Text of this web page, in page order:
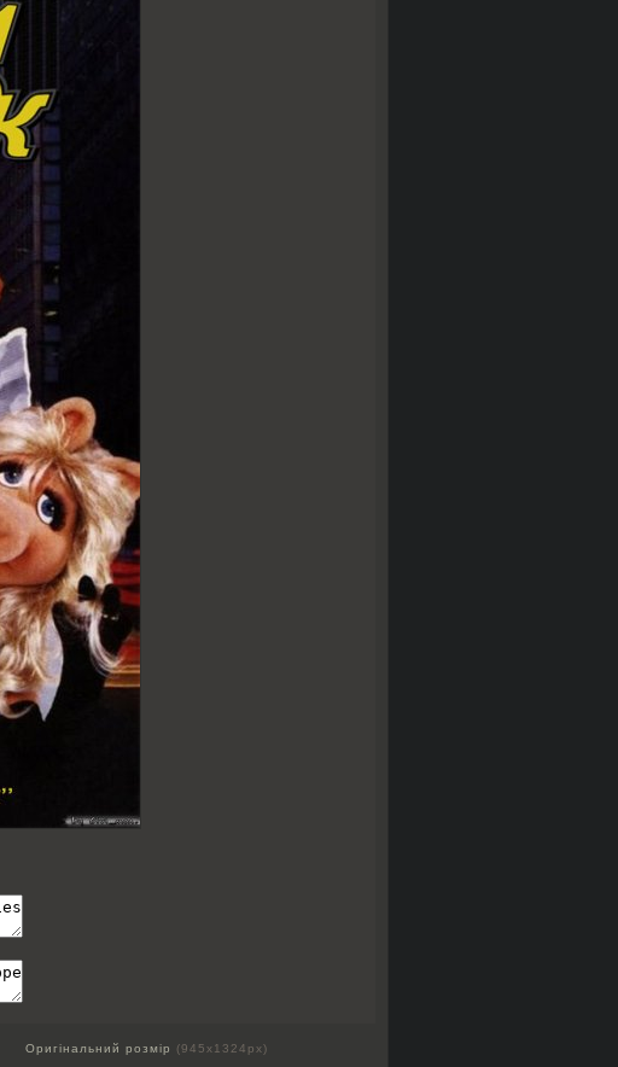
Оригінальний розмір (945x1324px)